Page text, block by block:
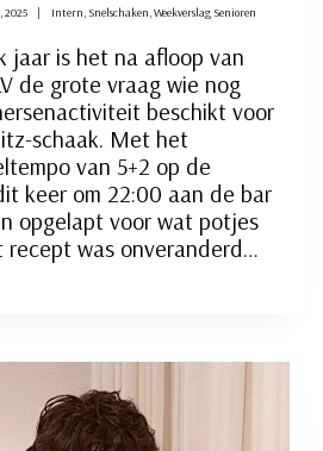
2025 Intern, Snelschaken,Weekverslag Senioren
jaar is het na afloop van
de grote vraag wie nog
beschikt voor
schaak. Met het
van 5+2 op de
keer om 22:00 aan de bar
opgelapt voor wat potjes
recept was onveranderd…